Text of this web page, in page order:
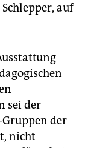
auf
sei der
Gruppen der
nicht